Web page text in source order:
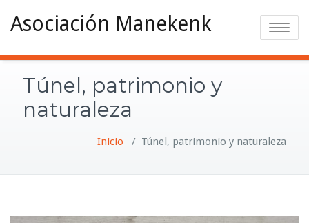
Asociación Manekenk Toggle
Túnel, patrimonio y
naturaleza
Inicio / Túnel, patrimonio y naturaleza